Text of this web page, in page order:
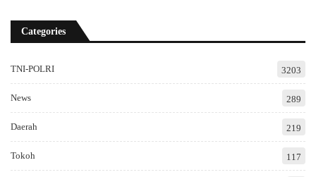
Categories
TNI-POLRI 3203
News 289
Daerah 219
Tokoh 117